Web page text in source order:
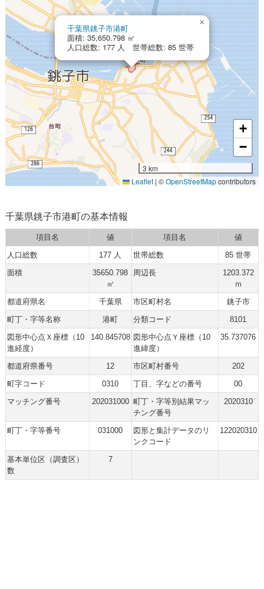
千葉県銚子市港町
面積: 35,650.798 ㎡
人口総数: 177 人 世帯総数: 85 世帯
×
+
−
3 km
Leaflet | ©OpenStreetMapcontributors
千葉県銚子市港町の基本情報
項目名 値 項目名
値
人口総数
177 人 世帯総数
85 世帯
面積
35650.798
㎡
周辺長
1203.372
ｍ
都道府県名
千葉県 市区町村名
銚子市
町丁・字等名称
港町 分類コード
8101
図形中心点Ｘ座標（10
進経度）
140.845708 図形中心点Ｙ座標（10
進緯度）
35.737076
都道府県番号 12 市区町村番号
202
町字コード
0310 丁目、字などの番号
00
マッチング番号
202031000 町丁・字等別結果マッ
チング番号
2020310
町丁・字等番号 031000
図形と集計データのリ
ンクコード
122020310
基本単位区（調査区）
数
7